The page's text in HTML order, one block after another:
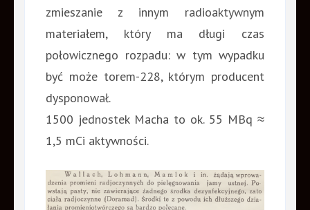
zmieszanie z innym radioaktywnym
materiałem, który ma długi czas
połowicznego rozpadu: w tym wypadku
być może torem-228, którym producent
dysponował.
1500 jednostek Macha to ok. 55 MBq ≈
1,5 mCi aktywności.